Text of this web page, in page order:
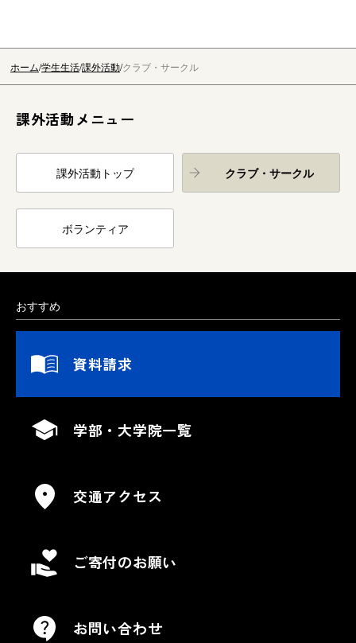
ホーム 学生生活課外活動クラブ・サークル
課外活動メニュー
課外活動トップ クラブ・サークル
ボランティア
おすすめ
資料請求
学部・大学院一覧
交通アクセス
ご寄付のお願い
お問い合わせ